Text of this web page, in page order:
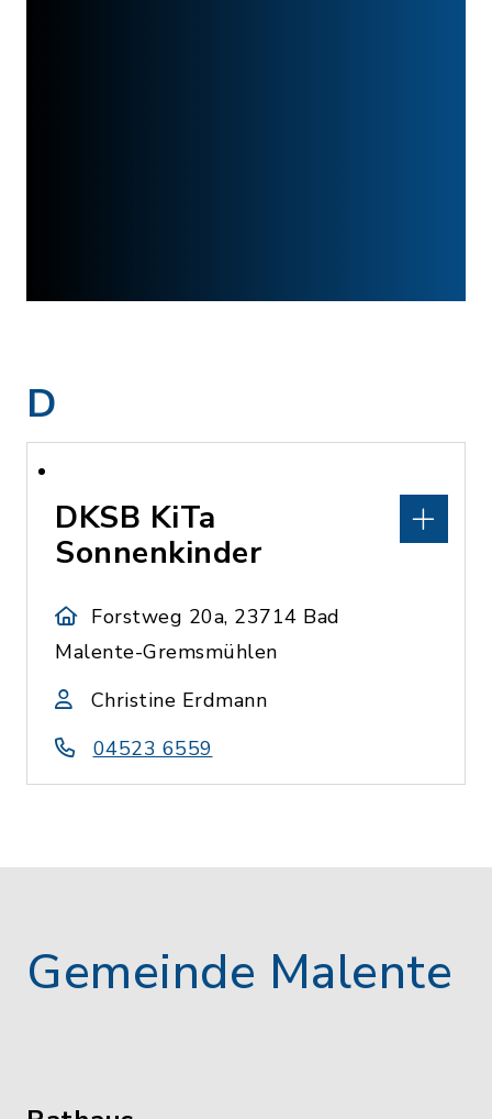
D
DKSB KiTa
Sonnenkinder
Forstweg 20a, 23714 Bad
Malente-Gremsmühlen
Christine Erdmann
04523 6559
Gemeinde Malente